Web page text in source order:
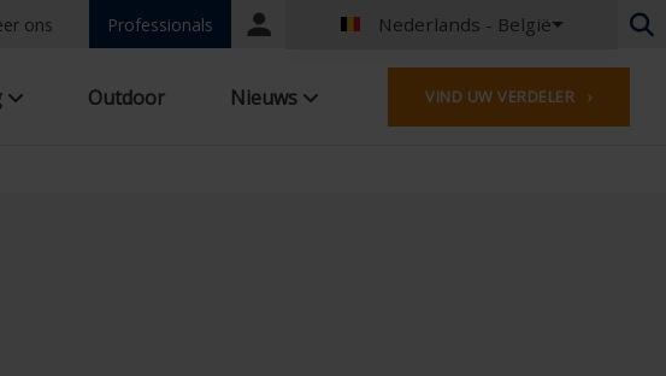
ons Professionals
Portal
Nederlands - België
Nederlands - België
Frans - België
Nederlands - Nederland
Outdoor Nieuws VIND UW VERDELER ›